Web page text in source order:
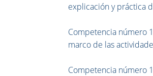
explicación y práctica
Competencia número
marco de las
Competencia número